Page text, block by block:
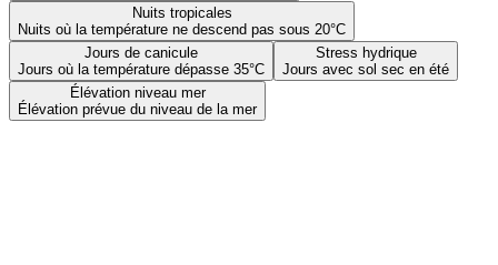
Nuits tropicales
Nuits où la température ne descend pas sous 20°C
Jours de canicule
Jours où la température dépasse 35°C
Stress hydrique
Jours avec sol sec en été
Élévation niveau mer
Élévation prévue du niveau de la mer